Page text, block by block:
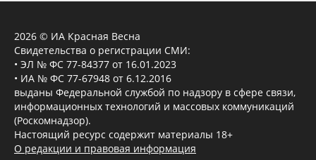
2026 © ИА Красная Весна
Свидетельства о регистрации СМИ:
• ЭЛ № ФС 77-84377 от 16.01.2023
• ИА № ФС 77-67948 от 6.12.2016
выданы Федеральной службой по надзору в сфере связи,
информационных технологий и массовых коммуникаций
(Роскомнадзор).
Настоящий ресурс содержит материалы 18+
О редакции и правовая информация